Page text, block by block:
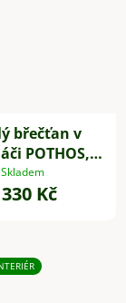
břečťan v
POTHOS,
cm, plast,
zelený
Skladem
Kč